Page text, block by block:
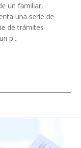
un familiar,
una serie de
de trámites
p...